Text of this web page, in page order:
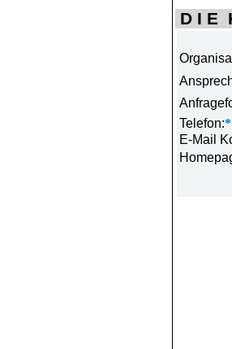
D I E
Telefon:*
E-Mail